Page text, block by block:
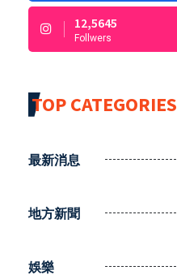
12,5645
Follwers
TOP CATEGORIES
最新消息
地方新聞
娛樂